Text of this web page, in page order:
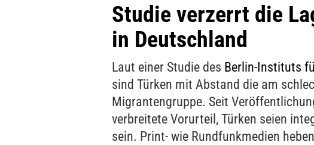
Studie verzerrt die
in Deutschland
Laut einer Studie des Berlin-Instituts
sind Türken mit Abstand die am
Migrantengruppe. Seit
verbreitete Vorurteil, Türken seien
sein. Print- wie Rundfunkmedien